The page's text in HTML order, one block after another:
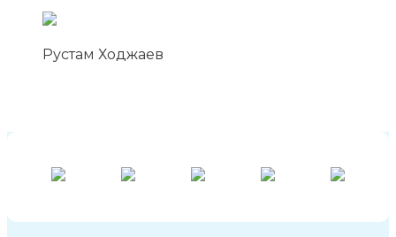
Рустам Ходжаев